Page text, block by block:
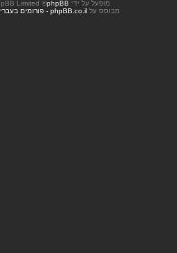
מופעל על ידי phpBB
® Forum Software © phpBB Limited
מבוסס על phpBB.co.il - פורומים בעברית